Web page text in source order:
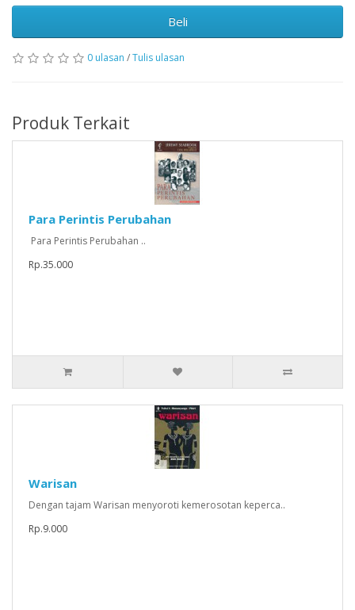
Beli
0 ulasan /Tulis ulasan
Produk Terkait
Para Perintis Perubahan
Para Perintis Perubahan ..
Rp.35.000
Warisan
Dengan tajam Warisan menyoroti kemerosotan keperca..
Rp.9.000